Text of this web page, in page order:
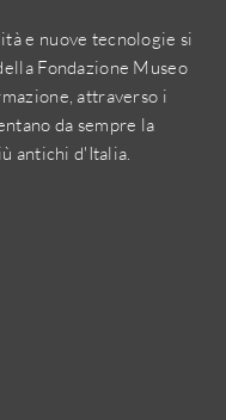
e nuove tecnologie si
Fondazione Museo
attraverso i
da sempre la
antichi d'Italia.